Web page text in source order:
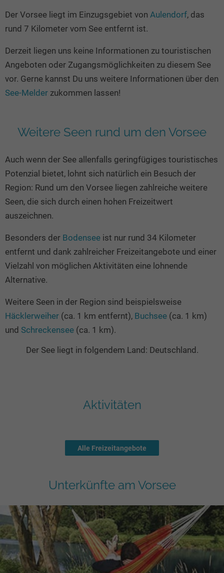
Österreich
Frankreich
Niederlande
Schweden
alle Länder…
Der Vorsee liegt im Einzugsgebiet von Aulendorf, das
rund 7 Kilometer vom See entfernt ist.
Derzeit liegen uns keine Informationen zu touristischen
Angeboten oder Zugangsmöglichkeiten zu diesem See
vor. Gerne kannst Du uns weitere Informationen über den
See-Melder zukommen lassen!
Weitere Seen rund um den Vorsee
Auch wenn der See allenfalls geringfügiges touristisches
Potenzial bietet, lohnt sich natürlich ein Besuch der
Region: Rund um den Vorsee liegen zahlreiche weitere
Seen, die sich durch einen hohen Freizeitwert
auszeichnen.
Besonders der Bodensee ist nur rund 34 Kilometer
entfernt und dank zahlreicher Freizeitangebote und einer
Vielzahl von möglichen Aktivitäten eine lohnende
Alternative.
Weitere Seen in der Region sind beispielsweise
Häcklerweiher (ca. 1 km entfernt), Buchsee (ca. 1 km)
und Schreckensee (ca. 1 km).
Der See liegt in folgendem Land: Deutschland.
Aktivitäten
Alle Freizeitangebote
Unterkünfte am Vorsee